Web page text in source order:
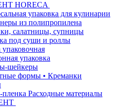
HORECA
упаковка для кулинарии
из полипропилена
салатницы, супницы
под суши и роллы
упаковка
шейкеры
формы • Креманки
пленка Расходные материалы